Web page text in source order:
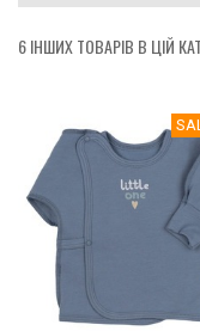
6 ІНШИХ ТОВАРІВ В ЦІЙ